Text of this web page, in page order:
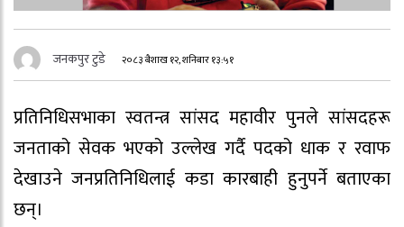
जनकपुर टुडे २०८३ बैशाख १२, शनिबार १३:५१
प्रतिनिधिसभाका स्वतन्त्र सांसद महावीर पुनले सांसदहरू
जनताको सेवक भएको उल्लेख गर्दै पदको धाक र रवाफ
देखाउने जनप्रतिनिधिलाई कडा कारबाही हुनुपर्ने बताएका
छन्।